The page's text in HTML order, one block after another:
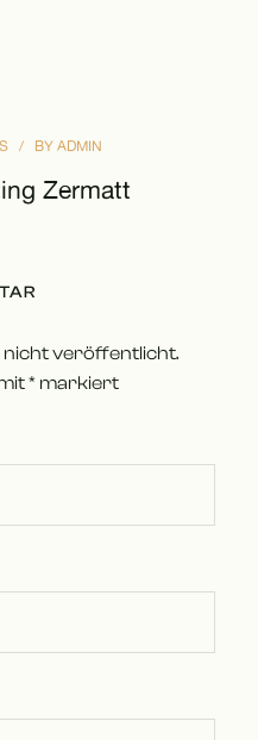
BY ADMIN
Zermatt
nicht veröffentlicht.
* markiert